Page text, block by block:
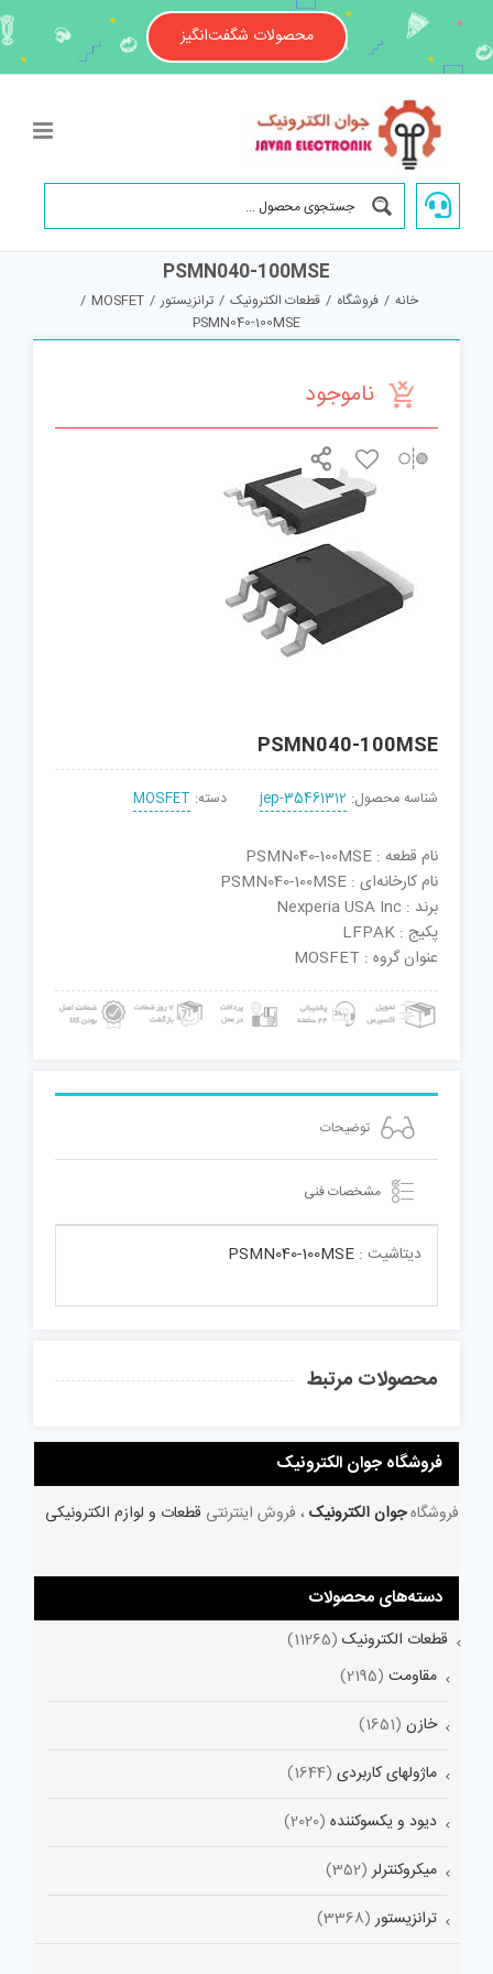
content
محصولات شگفت‌انگیز
PSMN040-100MSE
خانه / فروشگاه / قطعات الکترونیک / ترانزیستور /
MOSFET
/
PSMN040-100MSE
ناموجود
PSMN040-100MSE
شناسه محصول: jep-35461312 دسته: MOSFET
نام قطعه : PSMN040-100MSE
نام کارخانه‌ای : PSMN040-100MSE
برند : Nexperia USA Inc
پکیج : LFPAK
عنوان گروه : MOSFET
توضیحات
مشخصات فنی
دیتاشیت : PSMN040-100MSE
محصولات مرتبط
فروشگاه جوان الکترونیک
فروشگاهجوان الکترونیک ، فروش اینترنتی قطعات و لوازم الکترونیکی
دسته‌های محصولات
قطعات الکترونیک (11265)
مقاومت (2195)
خازن (1651)
ماژولهای کاربردی (1644)
دیود و یکسوکننده (2020)
میکروکنترلر (352)
ترانزیستور (3368)